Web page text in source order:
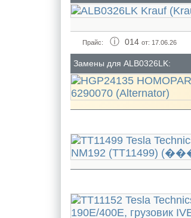
Прайс: 014 от: 17.06.26
Замены для ALB0326LK: